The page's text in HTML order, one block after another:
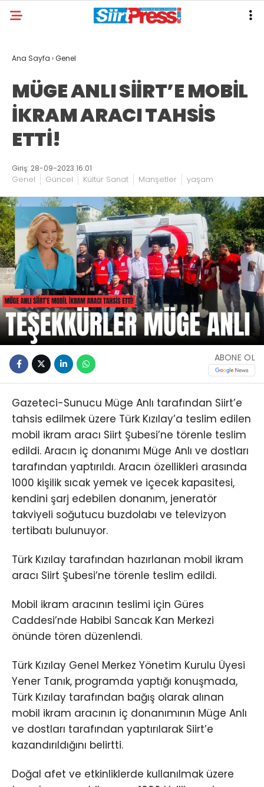
Ana Sayfa ›Genel
MÜGE ANLI SİİRT’E MOBİL
İKRAM ARACI TAHSİS
ETTİ!
Giriş: 28-09-2023 16:01
Genel Güncel Kültür Sanat Manşetler yaşam
ABONE OL
Gazeteci-Sunucu Müge Anlı tarafından Siirt’e
tahsis edilmek üzere Türk Kızılay’a teslim edilen
mobil ikram aracı Siirt Şubesi’ne törenle teslim
edildi. Aracın iç donanımı Müge Anlı ve dostları
tarafından yaptırıldı. Aracın özellikleri arasında
1000 kişilik sıcak yemek ve içecek kapasitesi,
kendini şarj edebilen donanım, jeneratör
takviyeli soğutucu buzdolabı ve televizyon
tertibatı bulunuyor.
Türk Kızılay tarafından hazırlanan mobil ikram
aracı Siirt Şubesi’ne törenle teslim edildi.
Mobil ikram aracının teslimi için Güres
Caddesi’nde Habibi Sancak Kan Merkezi
önünde tören düzenlendi.
Türk Kızılay Genel Merkez Yönetim Kurulu Üyesi
Yener Tanık, programda yaptığı konuşmada,
Türk Kızılay tarafından bağış olarak alınan
mobil ikram aracının iç donanımının Müge Anlı
ve dostları tarafından yaptırılarak Siirt’e
kazandırıldığını belirtti.
Doğal afet ve etkinliklerde kullanılmak üzere